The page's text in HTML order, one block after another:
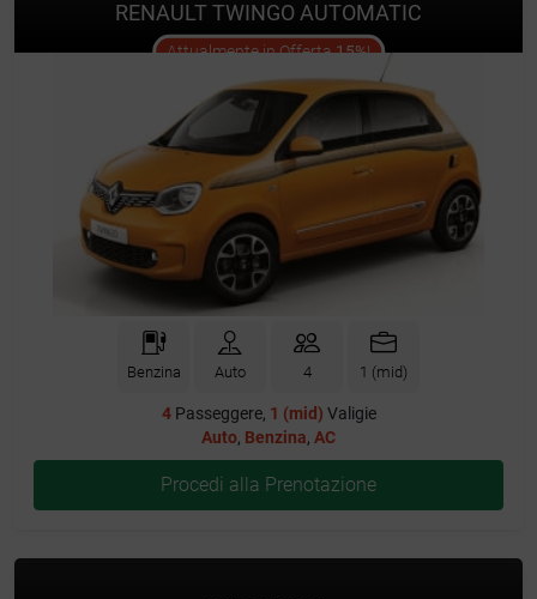
RENAULT TWINGO AUTOMATIC
Attualmente in Offerta15%!offer
Benzina Auto 4 1 (mid)
4Passeggere, 1 (mid) Valigie
Auto, Benzina, AC
Procedi alla Prenotazione